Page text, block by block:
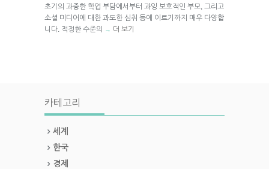
초기의 과중한 학업 부담에서부터 과잉 보호적인 부모, 그리고
소셜 미디어에 대한 과도한 심취 등에 이르기까지 매우 다양합
니다. 적정한 수준의
→ 더 보기
카테고리
세계
한국
경제